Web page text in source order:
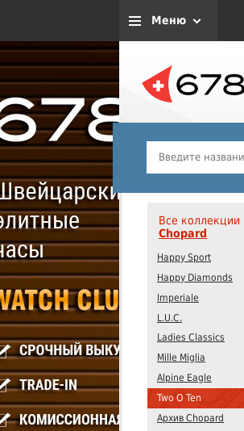
Меню
Все коллекции
Chopard
Happy Sport
Happy Diamonds
Imperiale
L.U.C.
Ladies Classics
Mille Miglia
Alpine Eagle
Two O Ten
Архив Chopard